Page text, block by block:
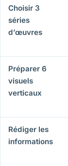
Choisir 3
séries
d’œuvres
Préparer 6
visuels
verticaux
Rédiger les
informations